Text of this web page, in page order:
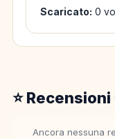
Scaricato: 0
⭐
Ancora nessuna